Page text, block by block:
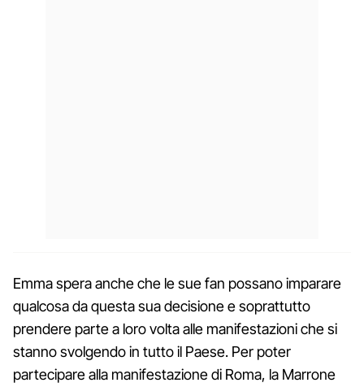
Emma spera anche che le sue fan possano imparare
qualcosa da questa sua decisione e soprattutto
prendere parte a loro volta alle manifestazioni che si
stanno svolgendo in tutto il Paese. Per poter
partecipare alla manifestazione di Roma, la Marrone